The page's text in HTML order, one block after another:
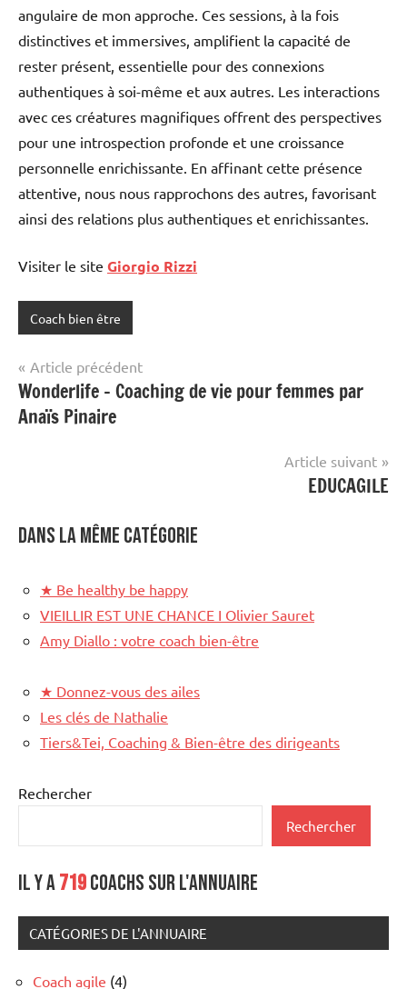
angulaire de mon approche. Ces sessions, à la fois
distinctives et immersives, amplifient la capacité de
rester présent, essentielle pour des connexions
authentiques à soi-même et aux autres. Les interactions
avec ces créatures magnifiques offrent des perspectives
pour une introspection profonde et une croissance
personnelle enrichissante. En affinant cette présence
attentive, nous nous rapprochons des autres, favorisant
ainsi des relations plus authentiques et enrichissantes.
Visiter le site Giorgio Rizzi
Coach bien être
Navigation
de
l’article
Article précédent
Wonderlife – Coaching de vie pour femmes par
Anaïs Pinaire
Article suivant
EDUCAGILE
Dans la même catégorie
★ Be healthy be happy
VIEILLIR EST UNE CHANCE I Olivier Sauret
Amy Diallo : votre coach bien-être
★ Donnez-vous des ailes
Les clés de Nathalie
Tiers&Tei, Coaching & Bien-être des dirigeants
Rechercher
Rechercher
Il y a719coachs sur l'annuaire
CATÉGORIES DE L'ANNUAIRE
Coach agile (4)